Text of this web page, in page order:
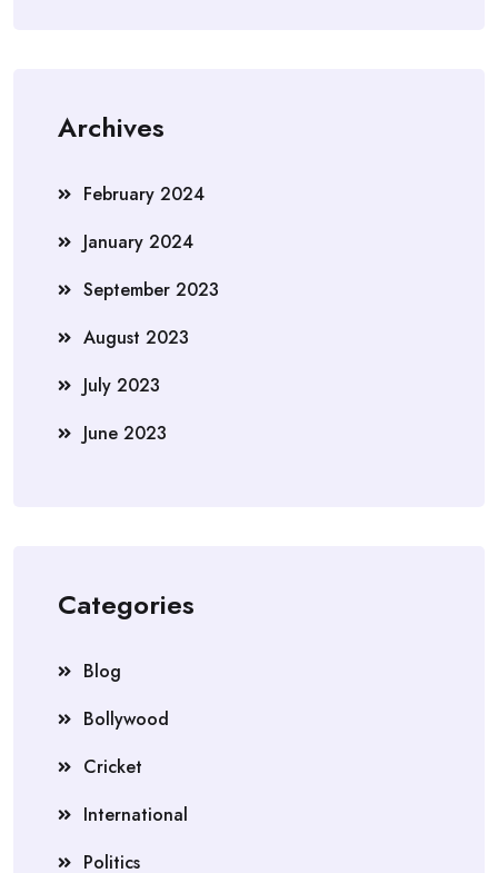
Archives
February 2024
January 2024
September 2023
August 2023
July 2023
June 2023
Categories
Blog
Bollywood
Cricket
International
Politics